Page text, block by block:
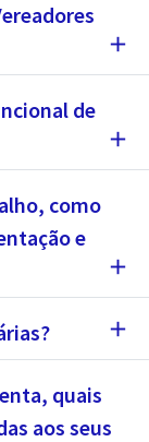
add
de
add
add
add
quais
aos seus